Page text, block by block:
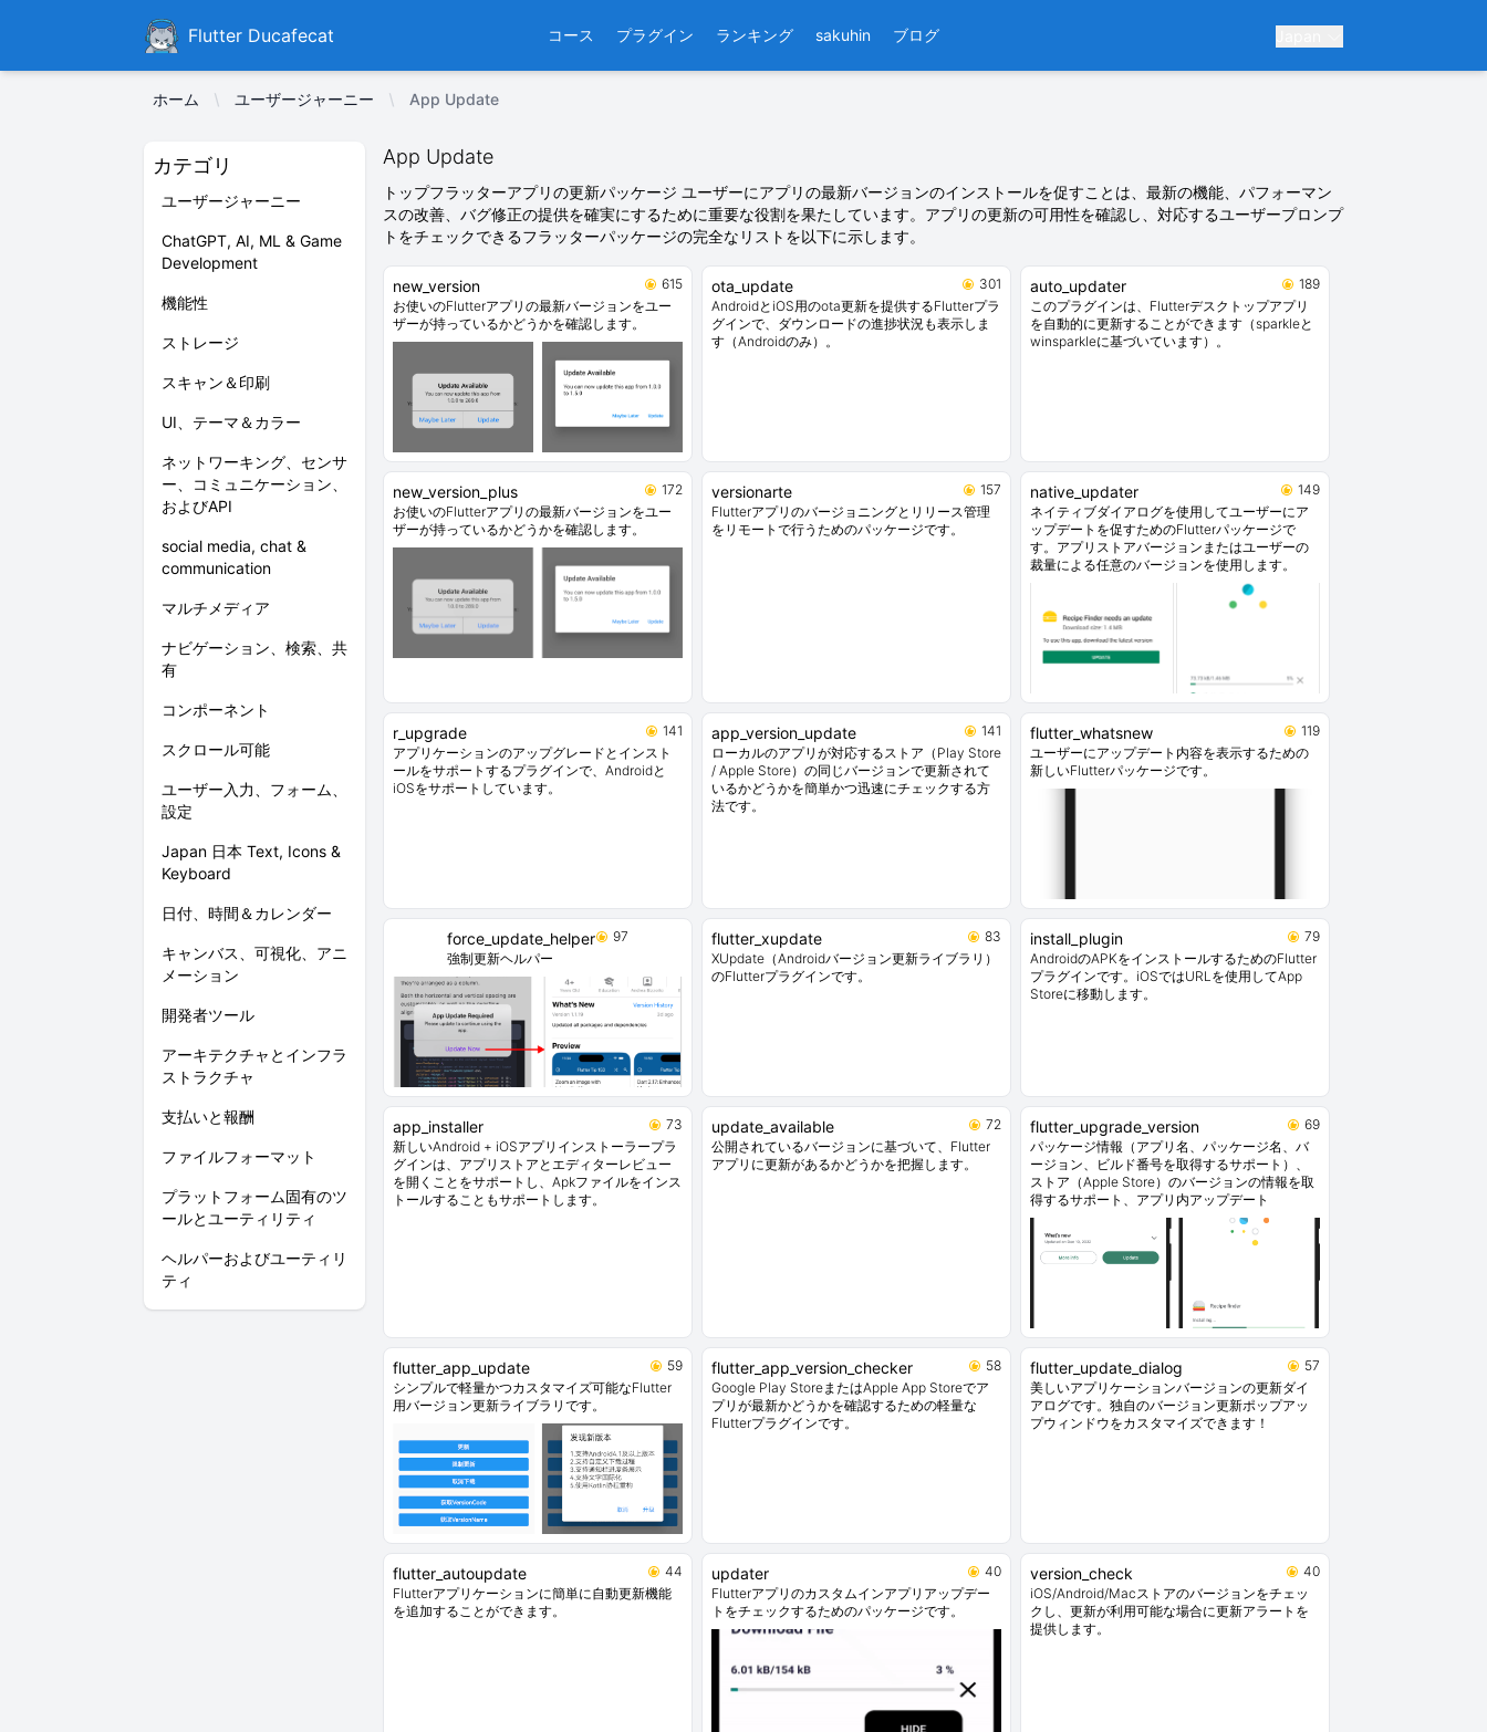
DucafecatFlutter Ducafecat コース プラグイン ランキング sakuhin ブログ
ホーム ユーザージャーニー App Update
カテゴリ
ユーザージャーニー
ChatGPT, AI, ML & Game
Development
機能性
ストレージ
スキャン＆印刷
UI、テーマ＆カラー
ネットワーキング、センサ
ー、コミュニケーション、
およびAPI
social media, chat &
communication
マルチメディア
ナビゲーション、検索、共
有
コンポーネント
スクロール可能
ユーザー入力、フォーム、
設定
Japan 日本 Text, Icons &
Keyboard
日付、時間＆カレンダー
キャンバス、可視化、アニ
メーション
開発者ツール
アーキテクチャとインフラ
ストラクチャ
支払いと報酬
ファイルフォーマット
プラットフォーム固有のツ
ールとユーティリティ
ヘルパーおよびユーティリ
ティ
App Update
トップフラッターアプリの更新パッケージ ユーザーにアプリの最新バージョンのインストールを促すことは、最新の機能、パフォーマン
スの改善、バグ修正の提供を確実にするために重要な役割を果たしています。アプリの更新の可用性を確認し、対応するユーザープロンプ
トをチェックできるフラッターパッケージの完全なリストを以下に示します。
new_version
615
お使いのFlutterアプリの最新バージョンをユー
ザーが持っているかどうかを確認します。
ota_update
301
AndroidとiOS用のota更新を提供するFlutterプラ
グインで、ダウンロードの進捗状況も表示しま
す（Androidのみ）。
auto_updater
189
このプラグインは、Flutterデスクトップアプリ
を自動的に更新することができます（sparkleと
winsparkleに基づいています）。
new_version_plus
172
お使いのFlutterアプリの最新バージョンをユー
ザーが持っているかどうかを確認します。
versionarte
157
Flutterアプリのバージョニングとリリース管理
をリモートで行うためのパッケージです。
native_updater
149
ネイティブダイアログを使用してユーザーにア
ップデートを促すためのFlutterパッケージで
す。アプリストアバージョンまたはユーザーの
裁量による任意のバージョンを使用します。
r_upgrade
141
アプリケーションのアップグレードとインスト
ールをサポートするプラグインで、Androidと
iOSをサポートしています。
app_version_update
141
ローカルのアプリが対応するストア（Play Store
/ Apple Store）の同じバージョンで更新されて
いるかどうかを簡単かつ迅速にチェックする方
法です。
flutter_whatsnew
119
ユーザーにアップデート内容を表示するための
新しいFlutterパッケージです。
force_update_helper
97
強制更新ヘルパー
flutter_xupdate
83
XUpdate（Androidバージョン更新ライブラリ）
のFlutterプラグインです。
install_plugin
79
AndroidのAPKをインストールするためのFlutter
プラグインです。iOSではURLを使用してApp
Storeに移動します。
app_installer
73
新しいAndroid + iOSアプリインストーラープラ
グインは、アプリストアとエディターレビュー
を開くことをサポートし、Apkファイルをインス
トールすることもサポートします。
update_available
72
公開されているバージョンに基づいて、Flutter
アプリに更新があるかどうかを把握します。
flutter_upgrade_version
69
パッケージ情報（アプリ名、パッケージ名、バ
ージョン、ビルド番号を取得するサポート）、
ストア（Apple Store）のバージョンの情報を取
得するサポート、アプリ内アップデート
flutter_app_update
59
シンプルで軽量かつカスタマイズ可能なFlutter
用バージョン更新ライブラリです。
flutter_app_version_checker
58
Google Play StoreまたはApple App Storeでア
プリが最新かどうかを確認するための軽量な
Flutterプラグインです。
flutter_update_dialog
57
美しいアプリケーションバージョンの更新ダイ
アログです。独自のバージョン更新ポップアッ
プウィンドウをカスタマイズできます！
flutter_autoupdate
44
Flutterアプリケーションに簡単に自動更新機能
を追加することができます。
updater
40
Flutterアプリのカスタムインアプリアップデー
トをチェックするためのパッケージです。
version_check
40
iOS/Android/Macストアのバージョンをチェッ
クし、更新が利用可能な場合に更新アラートを
提供します。